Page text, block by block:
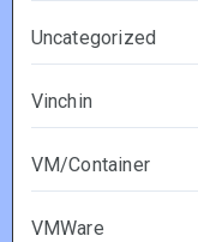
Uncategorized
Vinchin
VM/Container
VMWare